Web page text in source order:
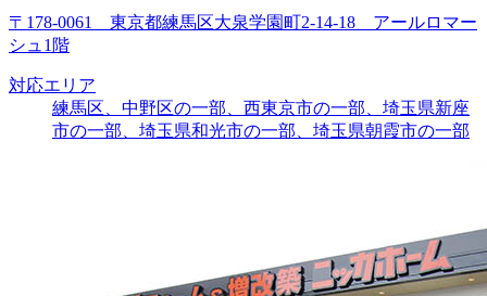
〒178-0061 東京都練馬区大泉学園町2-14-18 アールロマー
シュ1階
対応エリア
練馬区、中野区の一部、西東京市の一部、埼玉県新座
市の一部、埼玉県和光市の一部、埼玉県朝霞市の一部